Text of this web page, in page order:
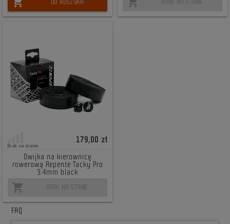
DO KOSZYKA BRAK NA STANIE
Brak na stanie
179,00 zł
Owijka na kierownicę
rowerową Repente Tacky Pro
3.4mm black
shopping_cart BRAK NA STANIE
FAQ